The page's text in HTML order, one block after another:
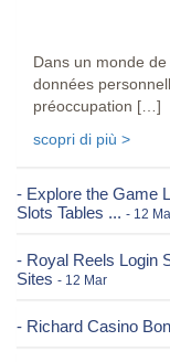
Dans un monde
données
préoccupation […]
scopri di più >
- Explore the Game
Slots Tables ... - 12
- Royal Reels Login
Sites - 12 Mar
- Richard Casino